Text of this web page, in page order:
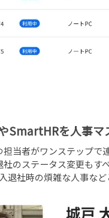
SmartHRを人事マ
当者がワンステップで
のステータス変更もす
入退社時の煩雑な人事など